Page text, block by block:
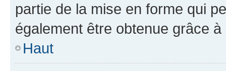
partie de la mise en forme qui
également être obtenue grâce à
Haut